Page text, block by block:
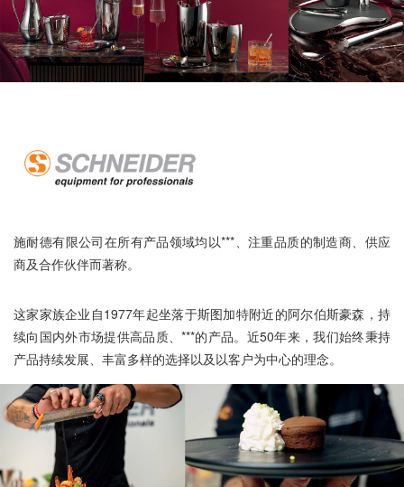
施耐德有限公司在所有产品领域均以***、注重品质的制造商、供应
商及合作伙伴而著称。
这家家族企业自1977年起坐落于斯图加特附近的阿尔伯斯豪森，持
续向国内外市场提供高品质、***的产品。近50年来，我们始终秉持
产品持续发展、丰富多样的选择以及以客户为中心的理念。